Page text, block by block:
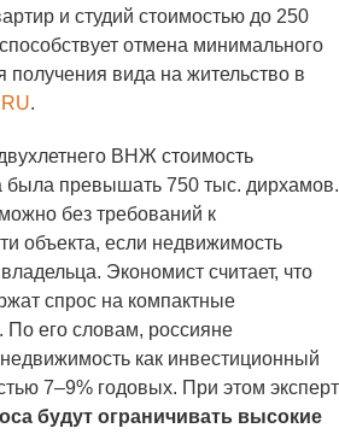
и студий стоимостью до 250
отмена минимального
получения вида на жительство в
.
ВНЖ стоимость
была превышать 750 тыс. дирхамов.
без требований к
объекта, если недвижимость
Экономист считает, что
спрос на компактные
По его словам, россияне
как инвестиционный
7–9% годовых. При этом эксперт
будут ограничивать высокие